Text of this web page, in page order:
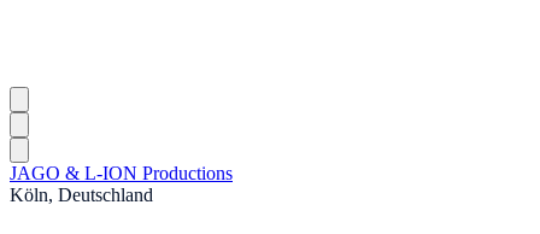
JAGO & L-ION Productions
Köln, Deutschland